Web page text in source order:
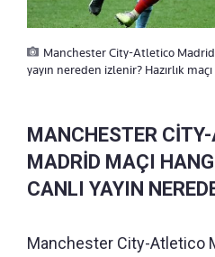
Manchester City-Atletico
yayın nereden izlenir? Hazırlık
MANCHESTER
MADRİD MAÇI
CANLI YAYIN
Manchester City-Atletico